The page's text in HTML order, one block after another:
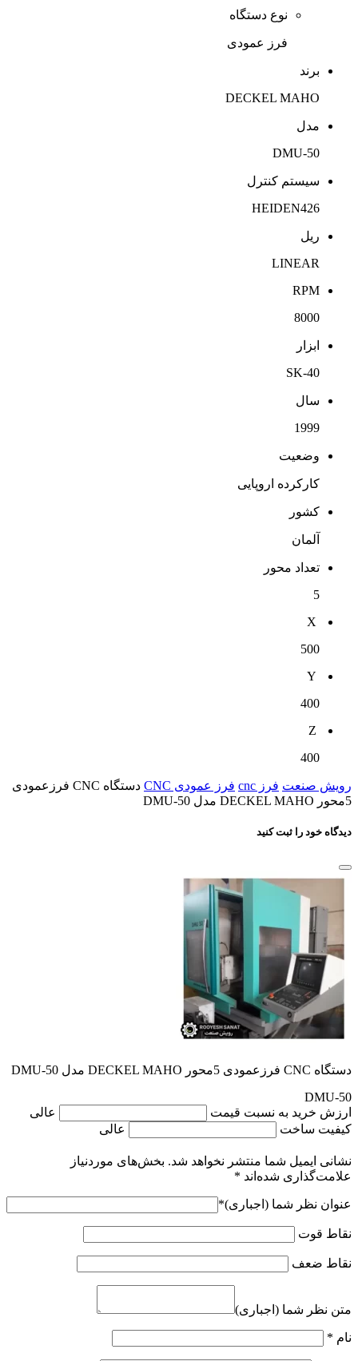
نوع دستگاه
فرز عمودی
برند
DECKEL MAHO
مدل
DMU-50
سیستم کنترل
HEIDEN426
ریل
LINEAR
RPM
8000
ابزار
SK-40
سال
1999
وضعیت
کارکرده اروپایی
کشور
آلمان
تعداد محور
5
500
400
400
رویش صنعت فرز cnc فرز عمودی CNC
دستگاه CNC فرزعمودی
5محور DECKEL MAHO مدل DMU-50
دیدگاه خود را ثبت کنید
دستگاه CNC فرزعمودی 5محور DECKEL MAHO مدل DMU-50
DMU-50
ارزش خرید به نسبت قیمت
عالی
کیفیت ساخت
عالی
نشانی ایمیل شما منتشر نخواهد شد. بخش‌های موردنیاز
علامت‌گذاری شده‌اند *
عنوان نظر شما (اجباری)*
نقاط قوت
نقاط ضعف
متن نظر شما (اجباری)
نام *